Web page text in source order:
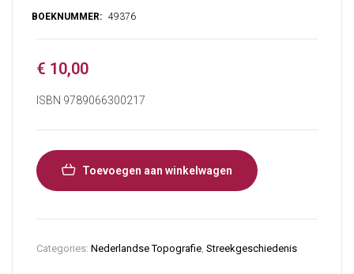
€ 10,00
ISBN 9789066300217
Toevoegen aan winkelwagen
Categories: Nederlandse Topografie Streekgeschiedenis